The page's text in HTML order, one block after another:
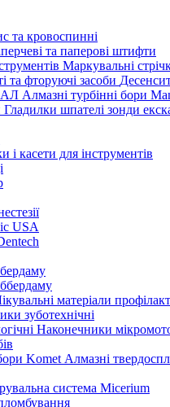
та кровоспинні
та паперові штифти
Маркувальні
Алмазні турбінні бори
Гладилки шпателі зонди
і касети для інструментів
USA
матеріали
зуботехнічні
Наконечники
Алмазні
система Micerium